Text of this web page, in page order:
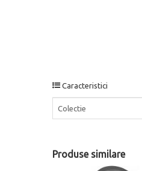
Caracteristici
Colectie
Produse similare